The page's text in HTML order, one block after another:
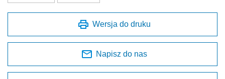
Wersja do druku
Napisz do nas